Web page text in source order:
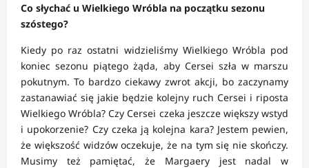
Co słychać u Wielkiego Wróbla na początku sezonu
szóstego?
Kiedy po raz ostatni widzieliśmy Wielkiego Wróbla pod
koniec sezonu piątego żąda, aby Cersei szła w marszu
pokutnym. To bardzo ciekawy zwrot akcji, bo zaczynamy
zastanawiać się jakie będzie kolejny ruch Cersei i riposta
Wielkiego Wróbla? Czy Cersei czeka jeszcze większy wstyd
i upokorzenie? Czy czeka ją kolejna kara? Jestem pewien,
że większość widzów oczekuje, że na tym się nie skończy.
Musimy też pamiętać, że Margaery jest nadal w